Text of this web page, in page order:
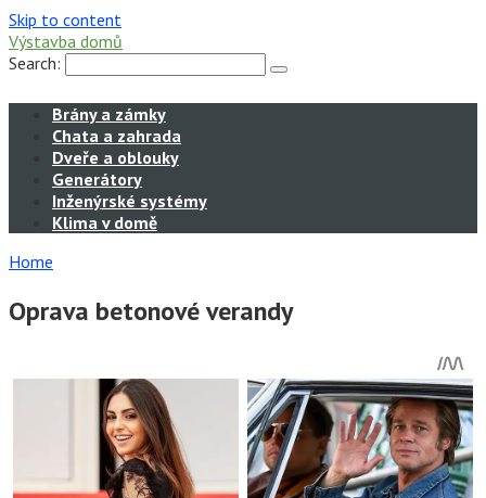
Skip to content
Výstavba domů
Search:
Brány a zámky
Chata a zahrada
Dveře a oblouky
Generátory
Inženýrské systémy
Klima v domě
Home
Oprava betonové verandy